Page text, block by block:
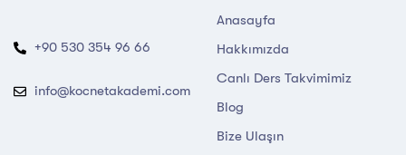
+90 530 354 96 66
info@kocnetakademi.com
Anasayfa
Hakkımızda
Canlı Ders Takvimimiz
Blog
Bize Ulaşın